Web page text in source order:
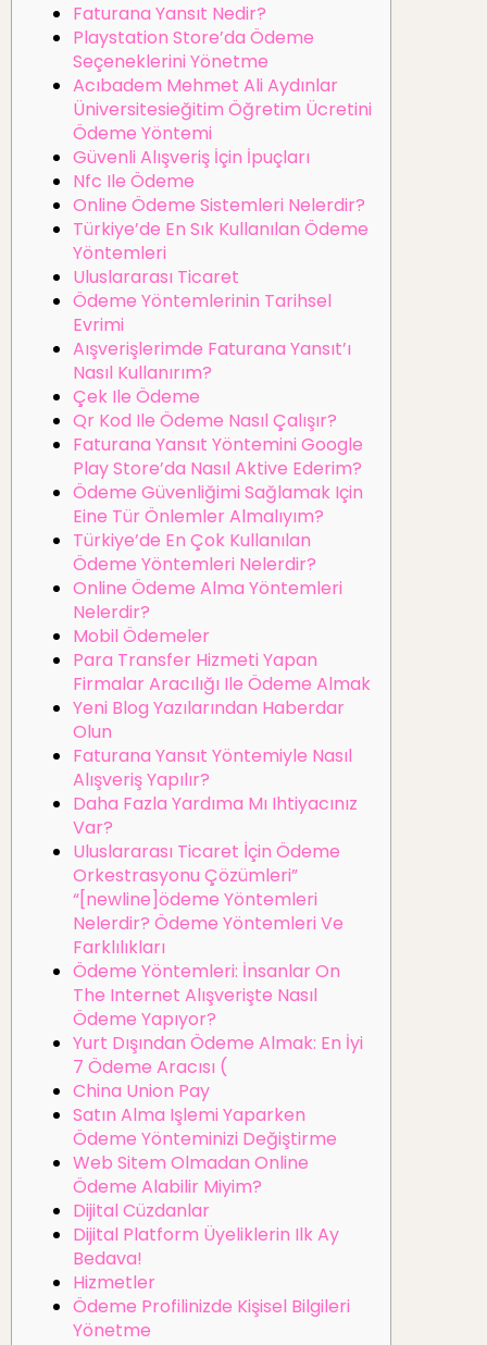
Faturana Yansıt Nedir?
Playstation Store’da Ödeme
Seçeneklerini Yönetme
Acıbadem Mehmet Ali Aydınlar
Üniversitesieğitim Öğretim Ücretini
Ödeme Yöntemi
Güvenli Alışveriş İçin İpuçları
Nfc Ile Ödeme
Online Ödeme Sistemleri Nelerdir?
Türkiye’de En Sık Kullanılan Ödeme
Yöntemleri
Uluslararası Ticaret
Ödeme Yöntemlerinin Tarihsel
Evrimi
Aışverişlerimde Faturana Yansıt’ı
Nasıl Kullanırım?
Çek Ile Ödeme
Qr Kod Ile Ödeme Nasıl Çalışır?
Faturana Yansıt Yöntemini Google
Play Store’da Nasıl Aktive Ederim?
Ödeme Güvenliğimi Sağlamak Için
Eine Tür Önlemler Almalıyım?
Türkiye’de En Çok Kullanılan
Ödeme Yöntemleri Nelerdir?
Online Ödeme Alma Yöntemleri
Nelerdir?
Mobil Ödemeler
Para Transfer Hizmeti Yapan
Firmalar Aracılığı Ile Ödeme Almak
Yeni Blog Yazılarından Haberdar
Olun
Faturana Yansıt Yöntemiyle Nasıl
Alışveriş Yapılır?
Daha Fazla Yardıma Mı Ihtiyacınız
Var?
Uluslararası Ticaret İçin Ödeme
Orkestrasyonu Çözümleri”
“[newline]ödeme Yöntemleri
Nelerdir? Ödeme Yöntemleri Ve
Farklılıkları
Ödeme Yöntemleri: İnsanlar On
The Internet Alışverişte Nasıl
Ödeme Yapıyor?
Yurt Dışından Ödeme Almak: En İyi
7 Ödeme Aracısı (
China Union Pay
Satın Alma Işlemi Yaparken
Ödeme Yönteminizi Değiştirme
Web Sitem Olmadan Online
Ödeme Alabilir Miyim?
Dijital Cüzdanlar
Dijital Platform Üyeliklerin Ilk Ay
Bedava!
Hizmetler
Ödeme Profilinizde Kişisel Bilgileri
Yönetme